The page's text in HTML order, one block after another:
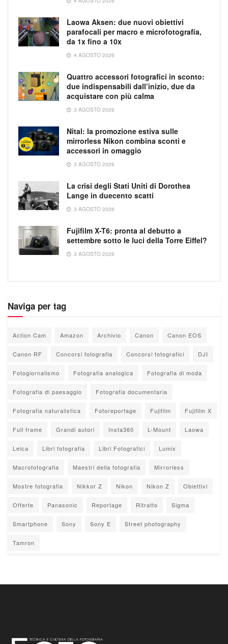
Laowa Aksen: due nuovi obiettivi
parafocali per macro e microfotografia,
da 1x fino a 10x
4 AGOSTO 2026
Quattro accessori fotografici in sconto:
due indispensabili dall’inizio, due da
acquistare con più calma
3 AGOSTO 2026
Nital: la promozione estiva sulle
mirrorless Nikon combina sconti e
accessori in omaggio
3 AGOSTO 2026
La crisi degli Stati Uniti di Dorothea
Lange in duecento scatti
3 AGOSTO 2026
Fujifilm X-T6: pronta al debutto a
settembre sotto le luci della Torre Eiffel?
3 AGOSTO 2026
Naviga per tag
Action Cam Amazon Archivio Canon Canon EOS
Canon RF Concorsi fotografia Concorsi fotografici DJI
Fotogiornalismo Fotografia analogica Fotografia di moda
Fotografia di paesaggio Fotografia documentaria
Fotografia naturalistica Fotoreportage Fujifilm Fujifilm X
Full frame Grandi autori Insta360 L-Mount Laowa
Leica Libri fotografia Libri Fotografici Lumix
Macrofotografia Maestri della fotografia Mirrorless
Mostre fotografia Nikkor Z Nikon Nikon Z Obiettivi
Offerte Panasonic Reportage Ritratto Sigma
Smartphone Sony Sony E Street photography
Tamron